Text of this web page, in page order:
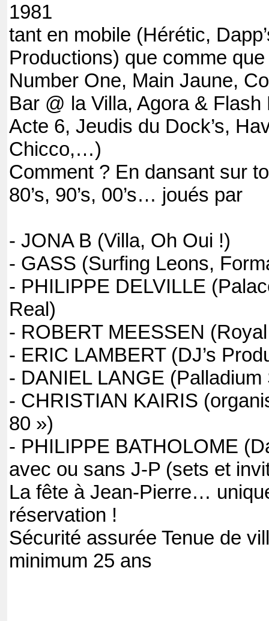
1981
tant en mobile (Hérétic,
Productions) que comme que
Number One, Main Jaune,
Bar @ la Villa, Agora &
Acte 6, Jeudis du Dock’s,
Chicco,…)
Comment ? En dansant sur
80’s, 90’s, 00’s… joués par
- JONA B (Villa, Oh Oui !)
- GASS (Surfing Leons,
- PHILIPPE DELVILLE
Real)
- ROBERT MEESSEN
- ERIC LAMBERT (DJ’s
- DANIEL LANGE
- CHRISTIAN KAIRIS
80 »)
- PHILIPPE BATHOLOME
avec ou sans J-P (sets et
La fête à Jean-Pierre…
réservation !
Sécurité assurée Tenue de
minimum 25 ans